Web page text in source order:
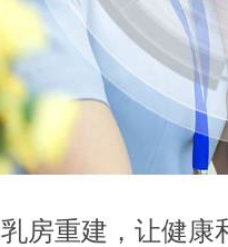
乳房重建，让健康